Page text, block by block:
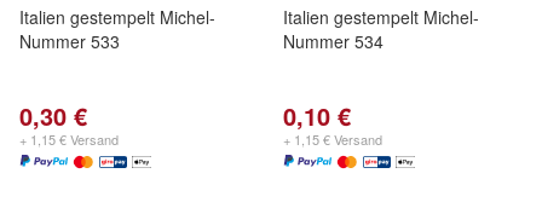
Italien gestempelt Michel-
Nummer 533
0,30 €
+ 1,15 € Versand
Italien gestempelt Michel-
Nummer 534
0,10 €
+ 1,15 € Versand